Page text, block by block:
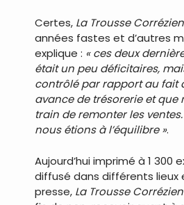
Certes, La Trousse
années fastes et d’autres
explique : « ces deux
était un peu déficitaires,
contrôlé par rapport au fait
avance de trésorerie et que
train de remonter les
nous étions à l’équilibre ».
Aujourd’hui imprimé à 1 300
diffusé dans différents lieux
presse, La Trousse